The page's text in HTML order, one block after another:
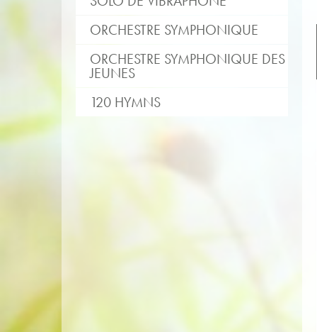
ORCHESTRE SYMPHONIQUE
ORCHESTRE SYMPHONIQUE DES
JEUNES
120 HYMNS